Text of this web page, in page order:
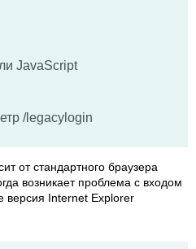
JavaScript
/legacylogin
от стандартного браузера
возникает проблема с входом
версия Internet Explorer